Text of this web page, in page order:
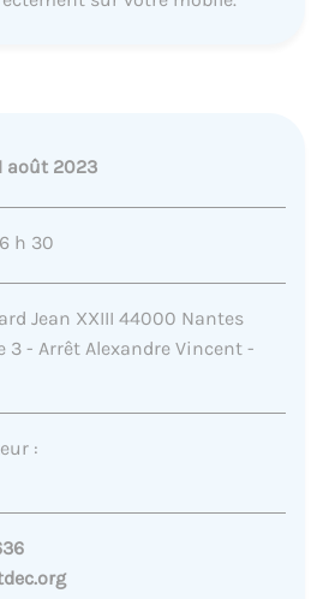
août 2023
h 30
Jean XXIII 44000 Nantes
3 - Arrêt Alexandre Vincent -
: